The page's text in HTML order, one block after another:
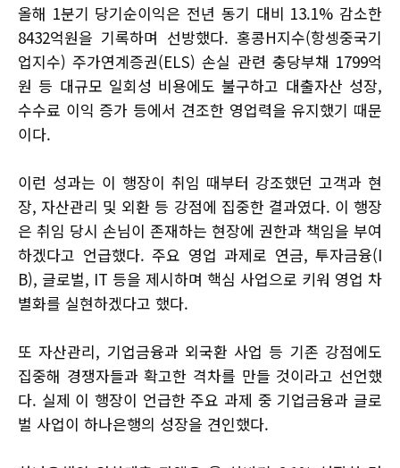
올해 1분기 당기순이익은 전년 동기 대비 13.1% 감소한
8432억원을 기록하며 선방했다. 홍콩H지수(항셍중국기
업지수) 주가연계증권(ELS) 손실 관련 충당부채 1799억
원 등 대규모 일회성 비용에도 불구하고 대출자산 성장,
수수료 이익 증가 등에서 견조한 영업력을 유지했기 때문
이다.
이런 성과는 이 행장이 취임 때부터 강조했던 고객과 현
장, 자산관리 및 외환 등 강점에 집중한 결과였다. 이 행장
은 취임 당시 손님이 존재하는 현장에 권한과 책임을 부여
하겠다고 언급했다. 주요 영업 과제로 연금, 투자금융(I
B), 글로벌, IT 등을 제시하며 핵심 사업으로 키워 영업 차
별화를 실현하겠다고 했다.
또 자산관리, 기업금융과 외국환 사업 등 기존 강점에도
집중해 경쟁자들과 확고한 격차를 만들 것이라고 선언했
다. 실제 이 행장이 언급한 주요 과제 중 기업금융과 글로
벌 사업이 하나은행의 성장을 견인했다.